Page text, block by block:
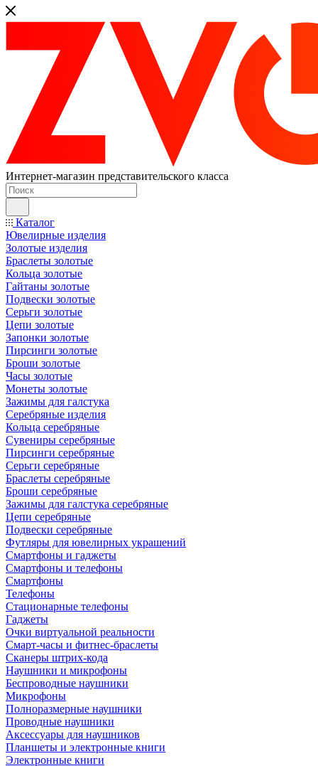
Интернет-магазин представительского класса
Каталог
Ювелирные изделия
Золотые изделия
Браслеты золотые
Кольца золотые
Гайтаны золотые
Подвески золотые
Серьги золотые
Цепи золотые
Запонки золотые
Пирсинги золотые
Броши золотые
Часы золотые
Монеты золотые
Зажимы для галстука
Серебряные изделия
Кольца серебряные
Сувениры серебряные
Пирсинги серебряные
Серьги серебряные
Браслеты серебряные
Броши серебряные
Зажимы для галстука серебряные
Цепи серебряные
Подвески серебряные
Футляры для ювелирных украшений
Смартфоны и гаджеты
Смартфоны и телефоны
Смартфоны
Телефоны
Стационарные телефоны
Гаджеты
Очки виртуальной реальности
Смарт-часы и фитнес-браслеты
Сканеры штрих-кода
Наушники и микрофоны
Беспроводные наушники
Микрофоны
Полноразмерные наушники
Проводные наушники
Аксессуары для наушников
Планшеты и электронные книги
Электронные книги